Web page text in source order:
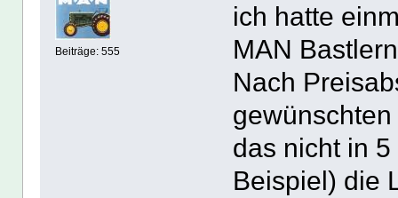
Beiträge: 555
ich hatte
MAN
Nach
das nicht in
Beispiel) die